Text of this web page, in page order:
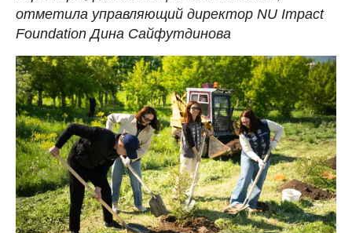
отметила управляющий директор NU Impact
Foundation Дина Сайфутдинова